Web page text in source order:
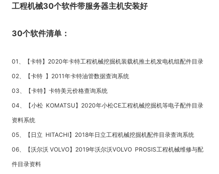
工程机械30个软件带服务器主机安装好
30个软件清单：
01、【卡特】2020年卡特工程机械挖掘机装载机推土机发电机组配件目录
02、【卡特 】2011年卡特油管数据查询系统
03、【卡特】卡特美元价格查询系统
04、【小松 KOMATSU】2020年小松CE工程机械挖掘机等电子配件目录
资料系统
05、【日立 HITACHI】2018年日立工程机械挖掘机配件目录查询系统
06、【沃尔沃 VOLVO】2019年沃尔沃VOLVO PROSIS工程机械维修与配
件目录资料